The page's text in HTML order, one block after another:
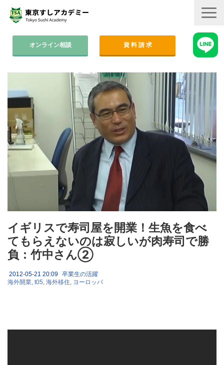
オンライン相談 資 料 請 求
コース案内
集中コース│2ヶ月
平日コース│木金
週末コース│週1回・1年間
寿司職人養成コース│6ヶ月
学費
すしアカ卒業生の活躍
イギリスで寿司屋を開業！生魚を食べ
てもらえないのは寂しいが肉寿司で勝
負：竹中さん②
2012-05-21 20:09 卒業生の活躍
海外開業 t05 海外移住 ヨーロッパ